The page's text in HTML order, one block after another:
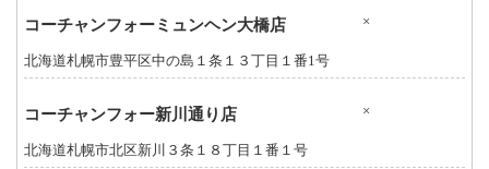
コーチャンフォーミュンヘン大橋店 ×
北海道札幌市豊平区中の島１条１３丁目１番1号
コーチャンフォー新川通り店 ×
北海道札幌市北区新川３条１８丁目１番１号